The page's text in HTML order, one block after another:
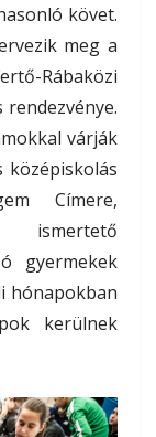
követ.
meg a
Rábaközi
várják
Címere,
ismertető
gyermekek
hónapokban
kerülnek